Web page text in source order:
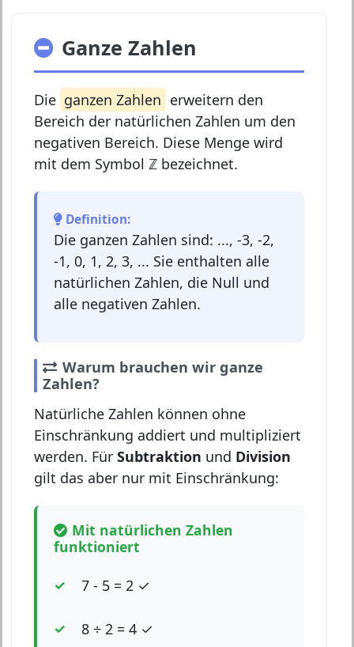
Ganze Zahlen
Die ganzen Zahlen erweitern den
Bereich der natürlichen Zahlen um den
negativen Bereich. Diese Menge wird
mit dem Symbol ℤbezeichnet.
Definition:
Die ganzen Zahlen sind: ..., -3, -2,
-1, 0, 1, 2, 3, ... Sie enthalten alle
natürlichen Zahlen, die Null und
alle negativen Zahlen.
Warum brauchen wir ganze
Zahlen?
Natürliche Zahlen können ohne
Einschränkung addiert und multipliziert
werden. Für Subtraktion und Division
gilt das aber nur mit Einschränkung:
Mit natürlichen Zahlen
funktioniert
7 - 5 = 2 ✓
8 ÷ 2 = 4 ✓